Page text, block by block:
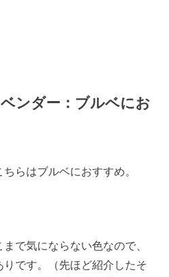
ンダー：ブルベにお
らはブルベにおすすめ。
で気にならない色なので、
です。（先ほど紹介したそ